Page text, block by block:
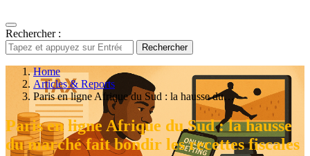
Rechercher :
Rechercher
Home
Articles & Reports
Paris en ligne Afrique du Sud : la hausse du…
Paris en ligne Afrique du Sud : la hausse
du marché fait bondir les recettes fiscales